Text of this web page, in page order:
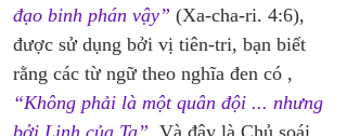
đạo binh phán vậy” (Xa-cha-ri. 4:6),
được sử dụng bởi vị tiên-tri, bạn biết
rằng các từ ngữ theo nghĩa đen có ,
“Không phải là một quân đội ... nhưng
bởi Linh của Ta”. Và đây là Chủ soái